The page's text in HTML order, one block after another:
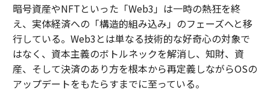
暗号資産やNFTといった「Web3」は一時の熱狂を終
え、実体経済への「構造的組み込み」のフェーズへと移
行している。Web3とは単なる技術的な好奇心の対象で
はなく、資本主義のボトルネックを解消し、知財、資
産、そして決済のあり方を根本から再定義しながらOSの
アップデートをもたらすまでに至っている。